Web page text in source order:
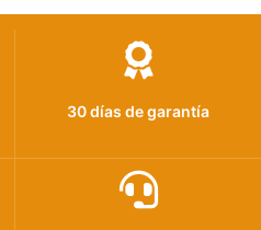
30 días de garantía